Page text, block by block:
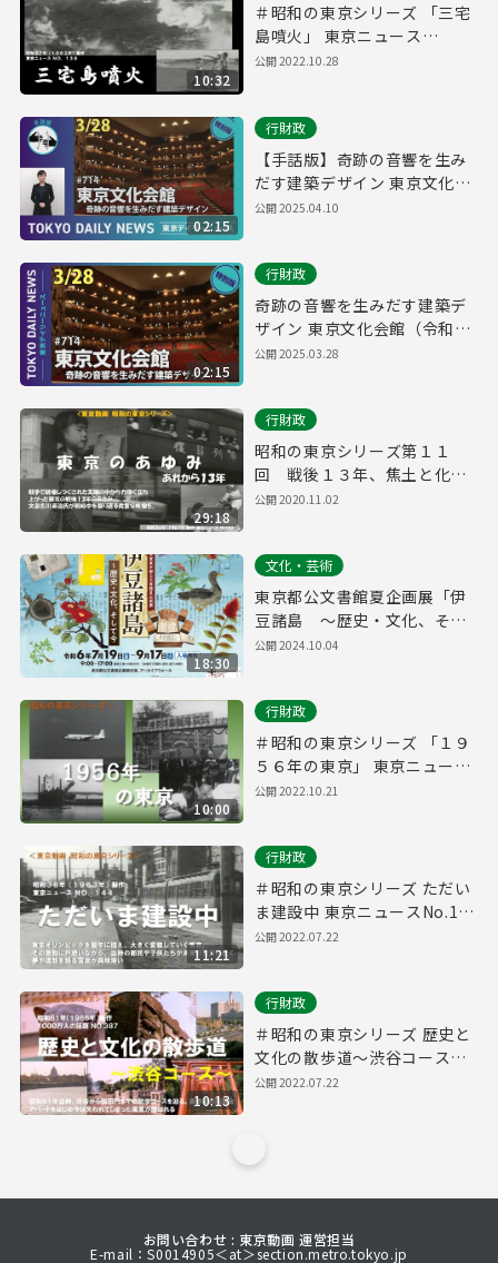
10:32
＃昭和の東京シリーズ 「三宅
島噴火」 東京ニュース
No.138（昭和３７年）
公開2022.10.28
02:15
行財政
【手話版】奇跡の音響を生み
だす建築デザイン 東京文化会
館（令和7年3月28日 東京デイ
公開2025.04.10
02:15
行財政
奇跡の音響を生みだす建築デ
ザイン 東京文化会館（令和7
年3月28日 東京デイリーニュ
公開2025.03.28
29:18
行財政
昭和の東京シリーズ第１１
回 戦後１３年、焦土と化し
た東京が驚異的なスピードで
００ 「東京のあゆみ あれか
ら１３年」(昭和３４年(１９
５９年）制作）
公開2020.11.02
18:30
文化・芸術
東京都公文書館夏企画展「伊
豆諸島 ～歴史・文化、そし
て今～」
公開2024.10.04
10:00
行財政
＃昭和の東京シリーズ 「１９
５６年の東京」 東京ニュース
No.78（昭和３２年）
公開2022.10.21
11:21
行財政
＃昭和の東京シリーズ ただい
ま建設中 東京ニュースNo.144
（昭和３８年）
公開2022.07.22
10:13
行財政
＃昭和の東京シリーズ 歴史と
文化の散歩道～渋谷コース～
-１０００万人の話題No.387-
公開2022.07.22
お問い合わせ : 東京動画 運営担当
E-mail：S0014905＜at＞section.metro.tokyo.jp